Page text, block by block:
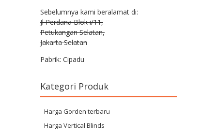
Sebelumnya kami beralamat di:
Jl Perdana Blok i/11,
Petukangan Selatan,
Jakarta Selatan
Pabrik: Cipadu
Kategori Produk
Harga Gorden terbaru
Harga Vertical Blinds